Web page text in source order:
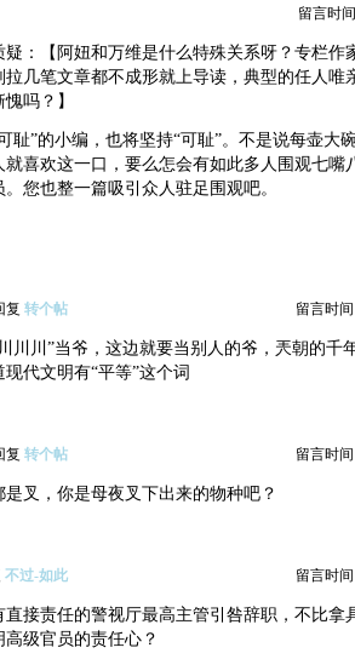
留言时
疑：【阿妞和万维是什么特殊关系呀？专栏作
拉几笔文章都不成形就上导读，典型的任人唯
吗？】
耻”的小编，也将坚持“可耻”。不是说每壶大
就喜欢这一口，要么怎会有如此多人围观七嘴
您也整一篇吸引众人驻足围观吧。
复 转个帖 留言时间
川川”当爷，这边就要当别人的爷，兲朝的千
代文明有“平等”这个词
复 转个帖 留言时间
是叉，你是母夜叉下出来的物种吧？
不过-如此 留言时间
直接责任的警视厅最高主管引咎辞职，不比拿
高级官员的责任心？